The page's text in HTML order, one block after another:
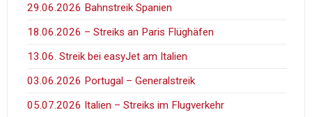
29.06.2026 Bahnstreik Spanien
18.06.2026 – Streiks an Paris Flüghäfen
13.06. Streik bei easyJet am Italien
03.06.2026 Portugal – Generalstreik
05.07.2026 Italien – Streiks im Flugverkehr